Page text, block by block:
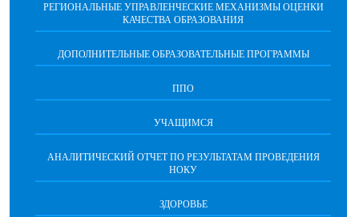
РЕГИОНАЛЬНЫЕ УПРАВЛЕНЧЕСКИЕ МЕХАНИЗМЫ ОЦЕНКИ
КАЧЕСТВА ОБРАЗОВАНИЯ
ДОПОЛНИТЕЛЬНЫЕ ОБРАЗОВАТЕЛЬНЫЕ ПРОГРАММЫ
ППО
УЧАЩИМСЯ
АНАЛИТИЧЕСКИЙ ОТЧЕТ ПО РЕЗУЛЬТАТАМ ПРОВЕДЕНИЯ
НОКУ
ЗДОРОВЬЕ